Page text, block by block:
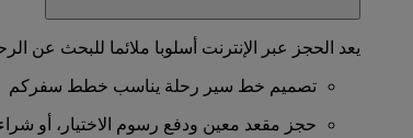
يعد الحجز عبر الإنترنت أسلوبا ملائما للبحث عن
تصميم خط سير رحلة يناسب خطط سفركم
حجز مقعد معين ودفع رسوم الاختيار، أو